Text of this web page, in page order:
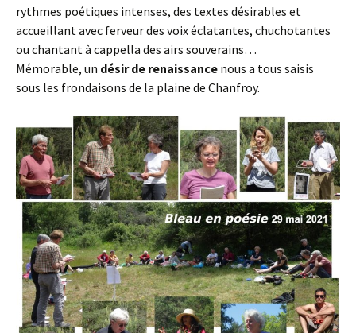
rythmes poétiques intenses, des textes désirables et
accueillant avec ferveur des voix éclatantes, chuchotantes
ou chantant à cappella des airs souverains…
Mémorable, un désir de renaissance nous a tous saisis
sous les frondaisons de la plaine de Chanfroy.